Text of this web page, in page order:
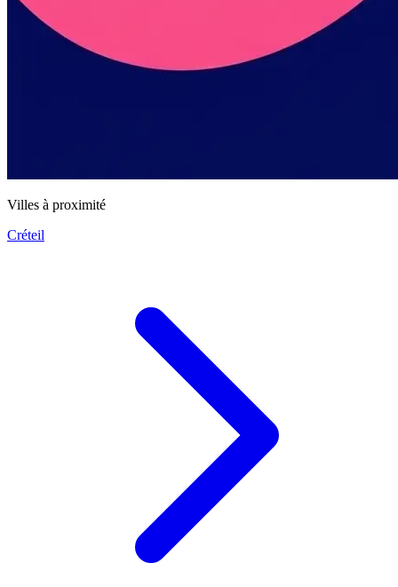
Villes à proximité
Créteil